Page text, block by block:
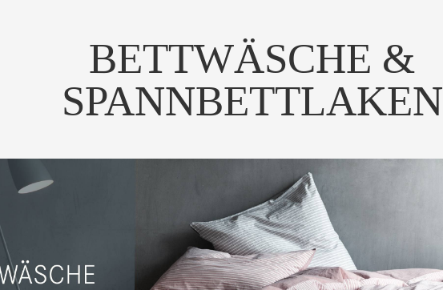
BETTWÄSCHE &
SPANNBETTLAKEN